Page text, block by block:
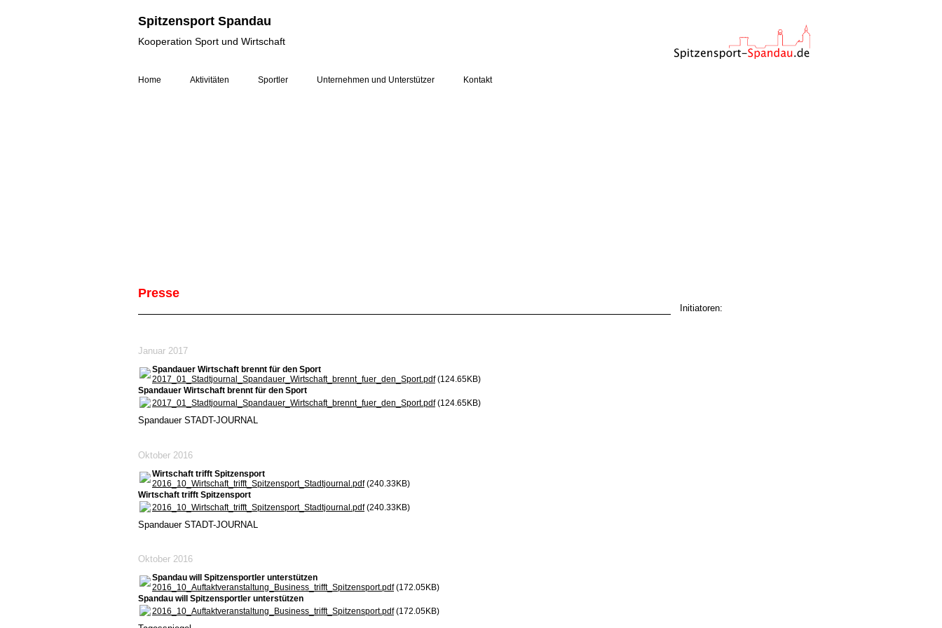
Spitzensport Spandau
Kooperation Sport und Wirtschaft
Home Aktivitäten Sportler Unternehmen und Unterstützer Kontakt
Presse
Januar 2017
Spandauer Wirtschaft brennt für den Sport
2017_01_Stadtjournal_Spandauer_Wirtschaft_brennt_fuer_den_Sport.pdf(124.65KB)
Spandauer Wirtschaft brennt für den Sport
2017_01_Stadtjournal_Spandauer_Wirtschaft_brennt_fuer_den_Sport.pdf(124.65KB)
Spandauer STADT-JOURNAL
Oktober 2016
Wirtschaft trifft Spitzensport
2016_10_Wirtschaft_trifft_Spitzensport_Stadtjournal.pdf(240.33KB)
Wirtschaft trifft Spitzensport
2016_10_Wirtschaft_trifft_Spitzensport_Stadtjournal.pdf(240.33KB)
Spandauer STADT-JOURNAL
Oktober 2016
Spandau will Spitzensportler unterstützen
2016_10_Auftaktveranstaltung_Business_trifft_Spitzensport.pdf(172.05KB)
Spandau will Spitzensportler unterstützen
2016_10_Auftaktveranstaltung_Business_trifft_Spitzensport.pdf(172.05KB)
Initiatoren: